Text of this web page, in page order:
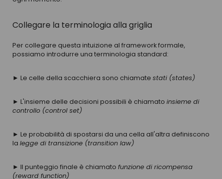
Collegare la terminologia alla griglia
Per collegare questa intuizione al framework formale,
possiamo introdurre una terminologia standard:
► Le celle della scacchiera sono chiamate stati (states)
► L'insieme delle decisioni possibili è chiamato insieme di
controllo (control set)
► Le probabilità di spostarsi da una cella all'altra definiscono
la legge di transizione (transition law)
► Il punteggio finale è chiamato funzione di ricompensa
(reward function)